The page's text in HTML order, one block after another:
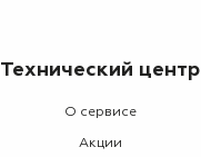
Технический центр
О сервисе
Акции